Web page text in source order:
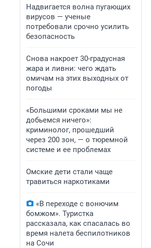
Надвигается волна пугающих
вирусов — ученые
потребовали срочно усилить
безопасность
Снова накроет 30-градусная
жара и ливни: чего ждать
омичам на этих выходных от
погоды
«Большими сроками мы не
добьемся ничего»:
криминолог, прошедший
через 200 зон, — о тюремной
системе и ее проблемах
Омские дети стали чаще
травиться наркотиками
«В переходе с вонючим
бомжом». Туристка
рассказала, как спасалась во
время налета беспилотников
на Сочи